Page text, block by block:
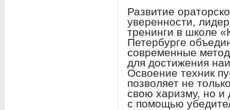
Развитие
уверенности,
тренинги в школе
Петербурге
современные
для достижения
Освоение техник
позволяет не
свою харизму, но и
с помощью